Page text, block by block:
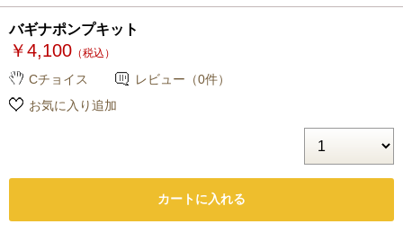
バギナポンプキット
￥4,100 （税込）
Cチョイス
レビュー（0件）
お気に入り追加